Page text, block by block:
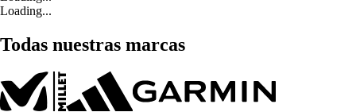
Loading...
Todas nuestras marcas